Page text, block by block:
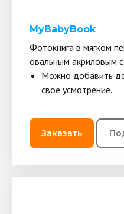
MyBabyBook
Фотокнига в мягком
овальным акриловым
Можно добавить
свое усмотрение.
Заказать